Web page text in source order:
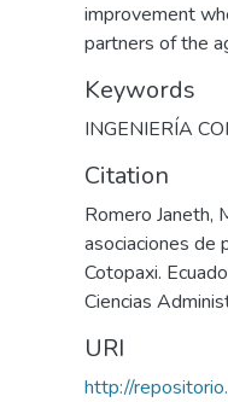
improvement
partners of the
Keywords
INGENIERÍA
Citation
Romero Janeth,
asociaciones de
Cotopaxi.
Ciencias
URI
http://